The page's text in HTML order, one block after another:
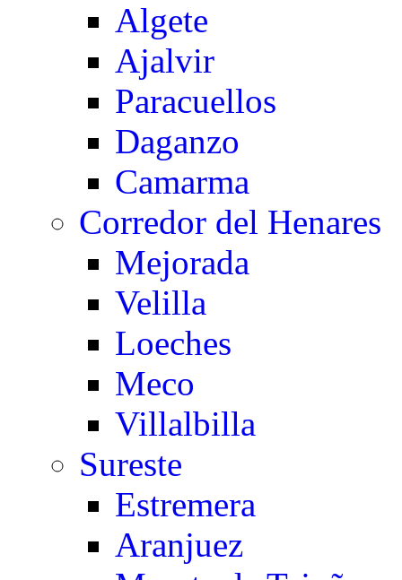
Algete
Ajalvir
Paracuellos
Daganzo
Camarma
Corredor del Henares
Mejorada
Velilla
Loeches
Meco
Villalbilla
Sureste
Estremera
Aranjuez